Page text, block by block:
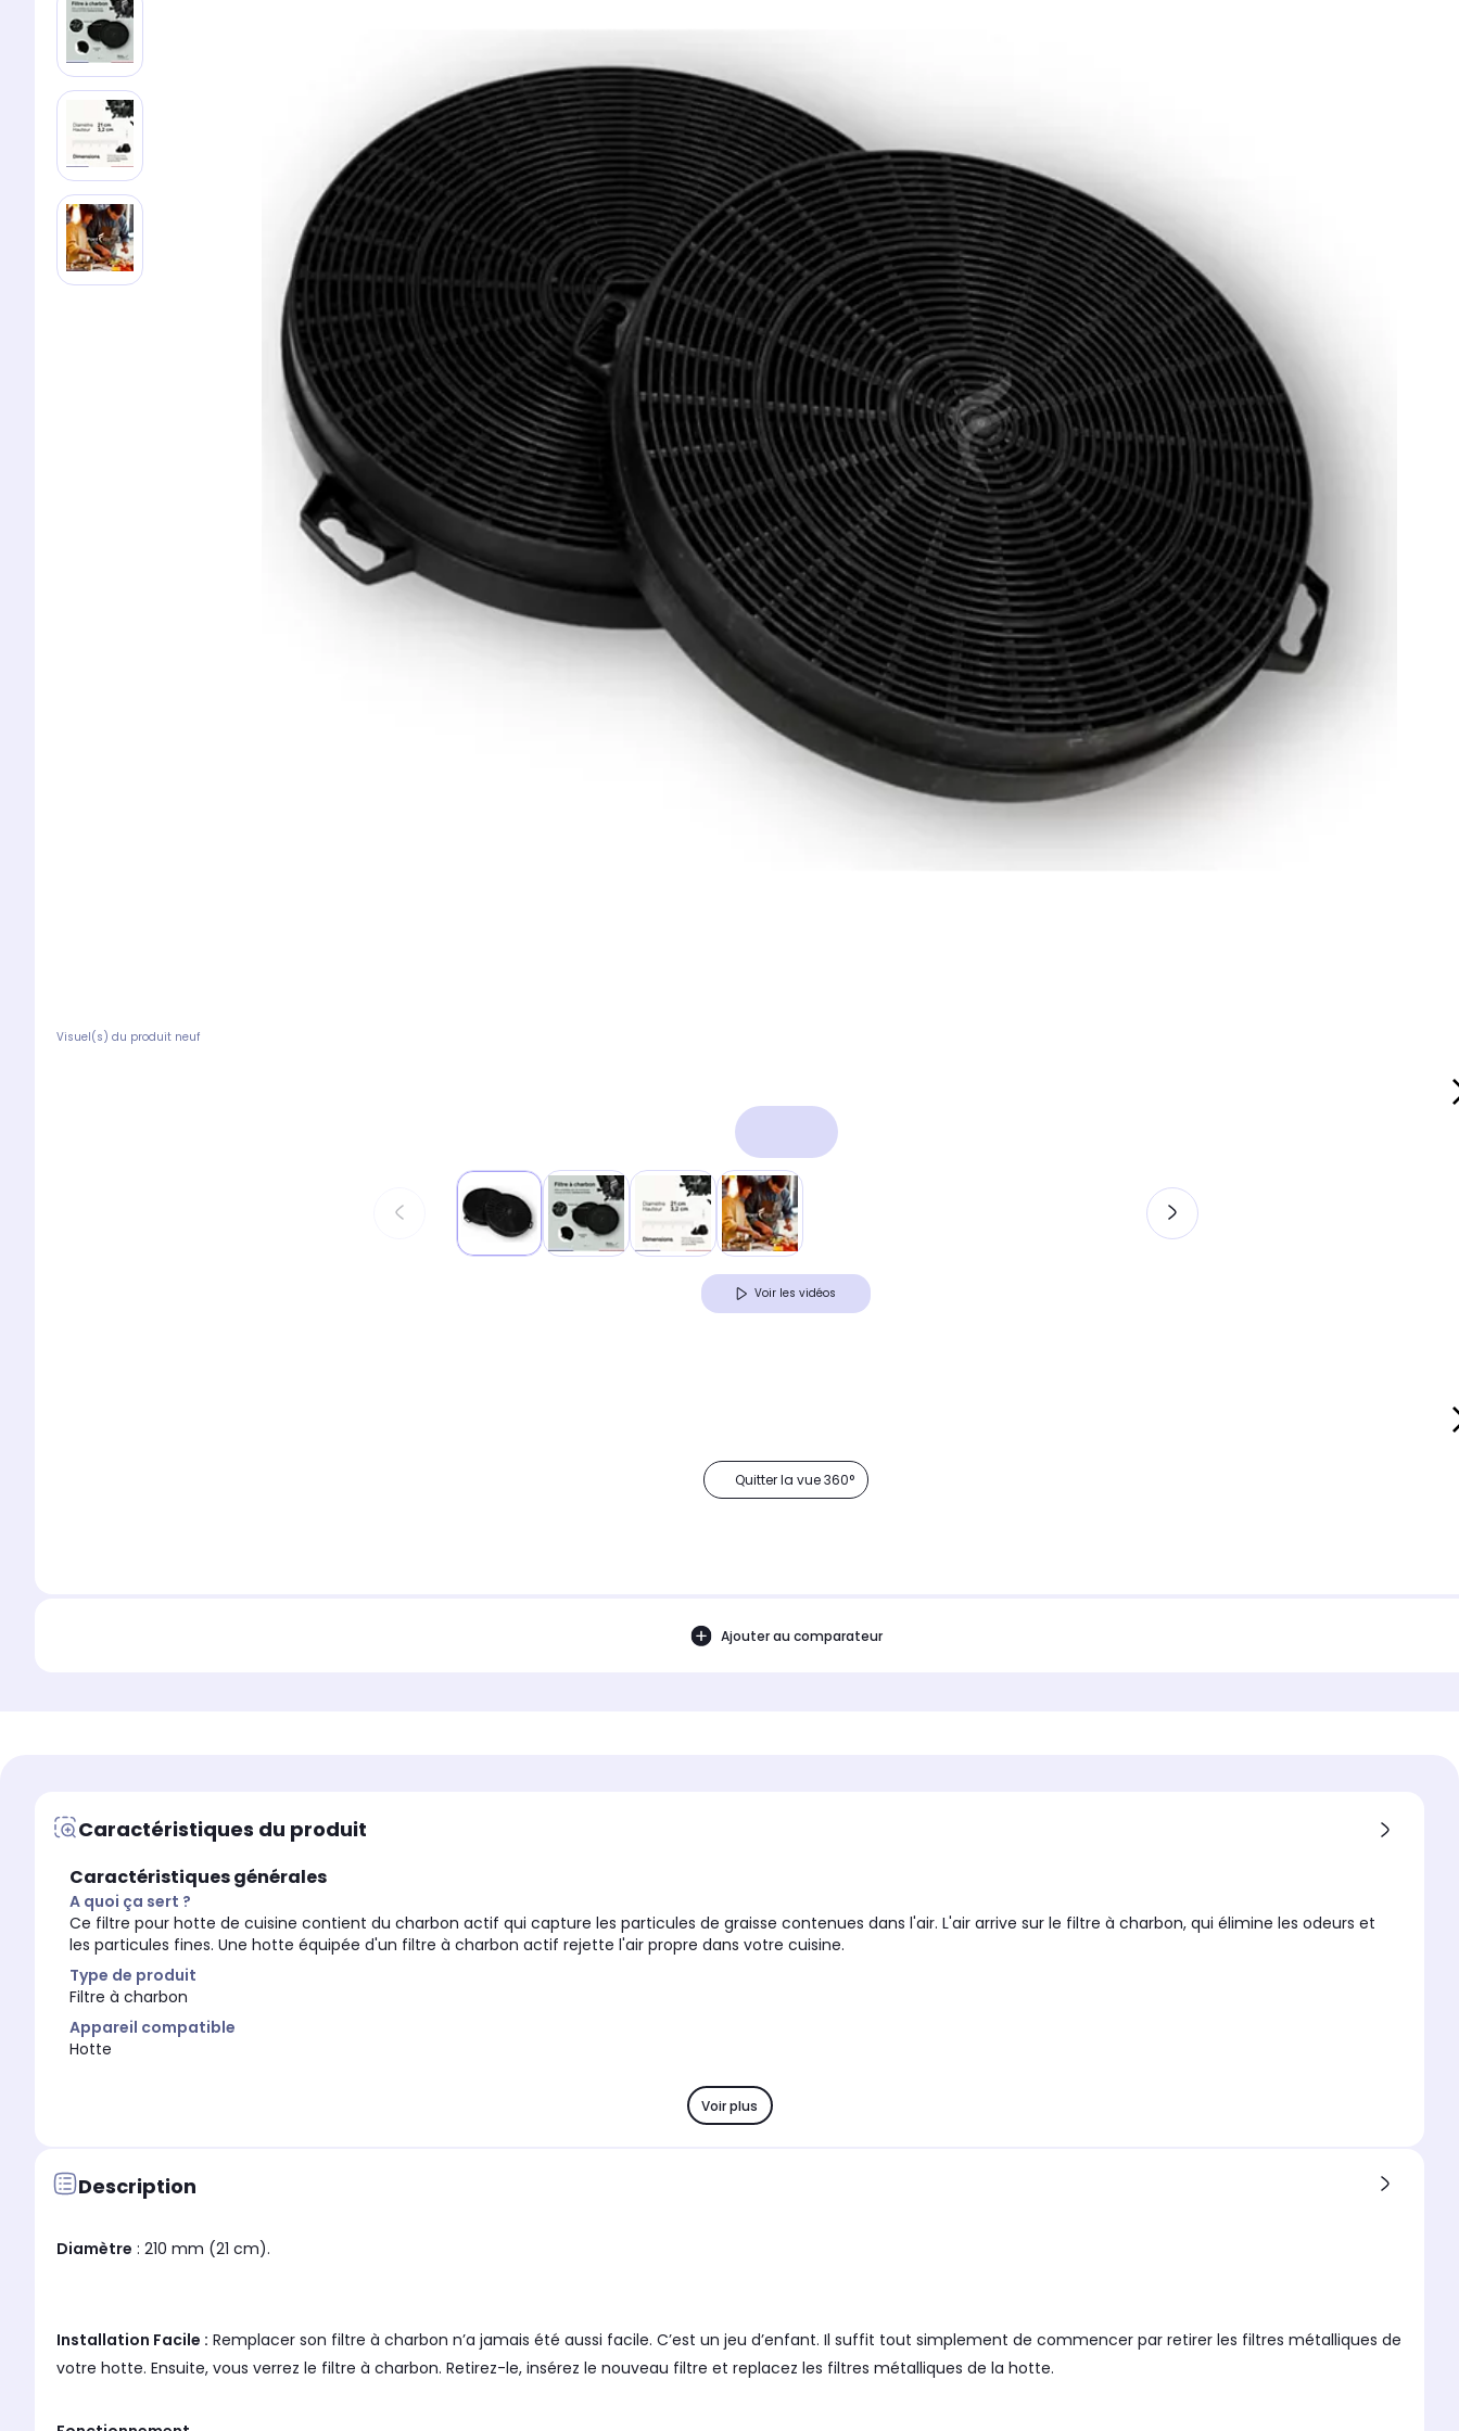
Visuel(s) du produit neuf
Voir les vidéos
Quitter la vue 360°
Ajouter au comparateur
Caractéristiques du produit
Caractéristiques générales
A quoi ça sert ?
Ce filtre pour hotte de cuisine contient du charbon actif qui capture les particules de graisse contenues dans l'air. L'air arrive sur le filtre à charbon, qui élimine les odeurs et
les particules fines. Une hotte équipée d'un filtre à charbon actif rejette l'air propre dans votre cuisine.
Type de produit
Filtre à charbon
Appareil compatible
Hotte
Voir plus
Description
Diamètre : 210 mm (21 cm).
Installation Facile : Remplacer son filtre à charbon n’a jamais été aussi facile. C’est un jeu d’enfant. Il suffit tout simplement de commencer par retirer les filtres métalliques de
votre hotte. Ensuite, vous verrez le filtre à charbon. Retirez-le, insérez le nouveau filtre et replacez les filtres métalliques de la hotte.